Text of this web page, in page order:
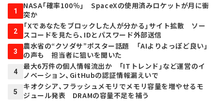
1
NASA「確率100％」 SpaceXの使用済みロケットが月に衝
突か
2
「Xであなたをブロックした人が分かる」サイト拡散 ソー
スコードを見たら、IDとパスワード外部送信
3
農水省の“クソダサ”ポスター話題 「AIよりよっぽど良い」
の声も 担当者に狙いを聞いた
4
最大6万件の個人情報流出か 「ITトレンド」など運営のイ
ノベーション、GitHubの認証情報漏えいで
5
キオクシア、フラッシュメモリでメモリ容量を増やせるモ
ジュール発表 DRAMの容量不足を補う